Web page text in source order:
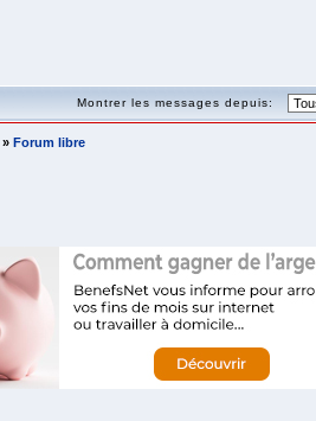
Montrer les messages depuis:
» Forum libre